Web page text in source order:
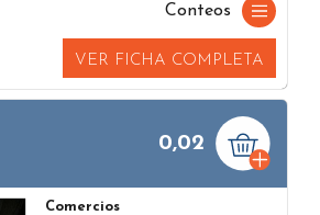
Conteos
VER FICHA COMPLETA
0,02
Comercios